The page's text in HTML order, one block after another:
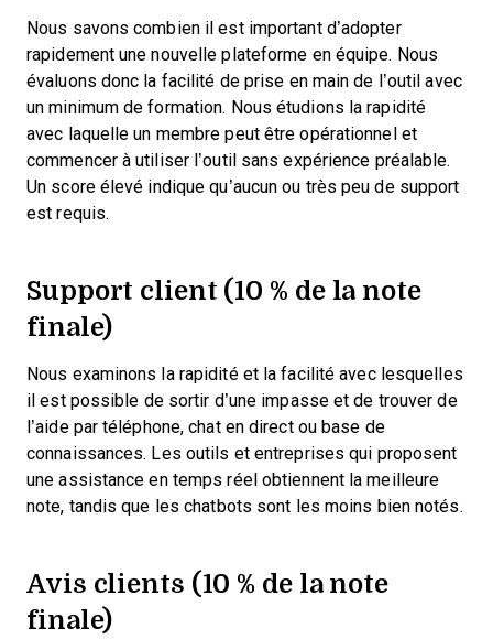
Nous savons combien il est important d’adopter
rapidement une nouvelle plateforme en équipe. Nous
évaluons donc la facilité de prise en main de l’outil avec
un minimum de formation. Nous étudions la rapidité
avec laquelle un membre peut être opérationnel et
commencer à utiliser l’outil sans expérience préalable.
Un score élevé indique qu’aucun ou très peu de support
est requis.
Support client (10 % de la note
finale)
Nous examinons la rapidité et la facilité avec lesquelles
il est possible de sortir d’une impasse et de trouver de
l’aide par téléphone, chat en direct ou base de
connaissances. Les outils et entreprises qui proposent
une assistance en temps réel obtiennent la meilleure
note, tandis que les chatbots sont les moins bien notés.
Avis clients (10 % de la note
finale)